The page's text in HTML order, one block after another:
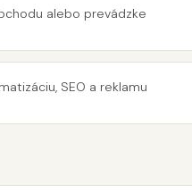
alebo prevádzke
SEO a reklamu